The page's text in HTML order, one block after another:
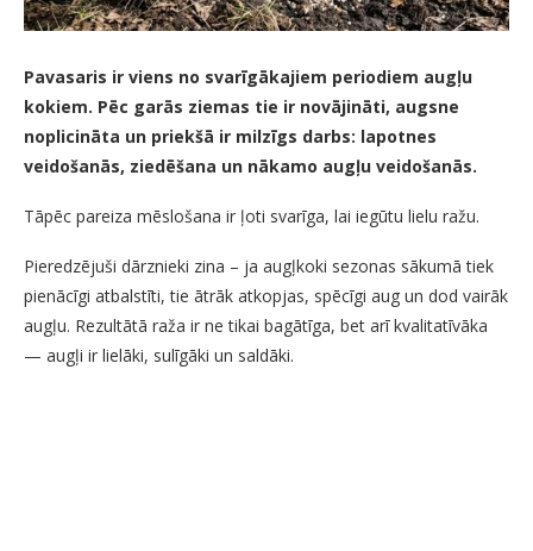
Pavasaris ir viens no svarīgākajiem periodiem augļu
kokiem. Pēc garās ziemas tie ir novājināti, augsne
noplicināta un priekšā ir milzīgs darbs: lapotnes
veidošanās, ziedēšana un nākamo augļu veidošanās.
Tāpēc pareiza mēslošana ir ļoti svarīga, lai iegūtu lielu ražu.
Pieredzējuši dārznieki zina – ja augļkoki sezonas sākumā tiek
pienācīgi atbalstīti, tie ātrāk atkopjas, spēcīgi aug un dod vairāk
augļu. Rezultātā raža ir ne tikai bagātīga, bet arī kvalitatīvāka
— augļi ir lielāki, sulīgāki un saldāki.